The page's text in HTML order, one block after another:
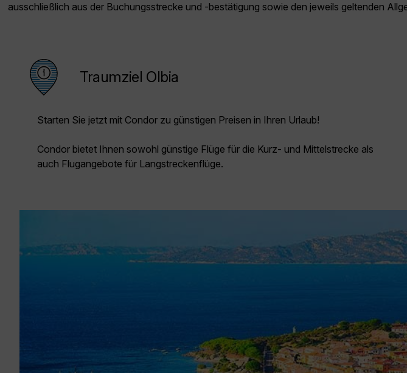
ausschließlich aus der Buchungsstrecke und -bestätigung sowie den jeweils geltenden
Traumziel Olbia
Starten Sie jetzt mit Condor zu günstigen Preisen in Ihren Urlaub!
Condor bietet Ihnen sowohl günstige Flüge für die Kurz- und Mittelstrecke als
auch Flugangebote für Langstreckenflüge.